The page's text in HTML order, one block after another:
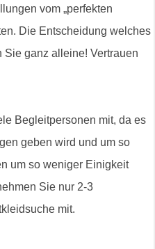
vom „perfekten
Die Entscheidung welches
Sie ganz alleine! Vertrauen
Begleitpersonen mit, da es
geben wird und um so
um so weniger Einigkeit
Sie nur 2-3
mit.